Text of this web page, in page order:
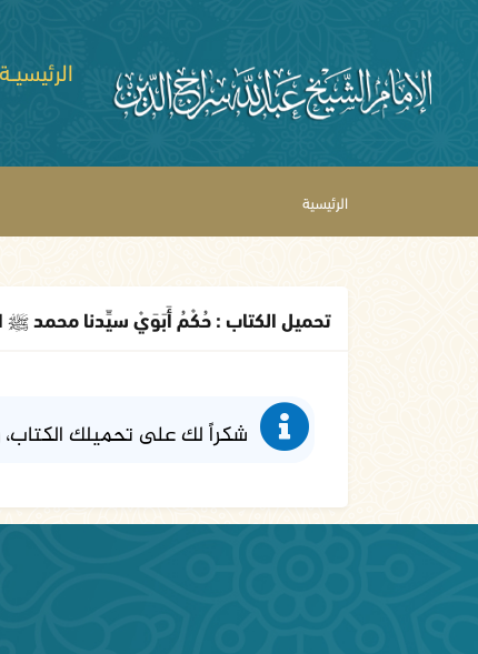
الرئيسيــة
الرئيسية
تحميل الكتاب : حُكْمُ أَبَوَيْ سيِّدنا محمد ﷺ
شكراً لك على تحميلك